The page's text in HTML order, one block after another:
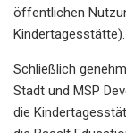
öffentlichen
Kindertagesstätte).
Schließlich
Stadt und MSP
die